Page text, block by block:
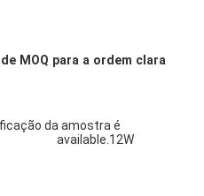
MOQ para a ordem clara
da amostra é
available.12W